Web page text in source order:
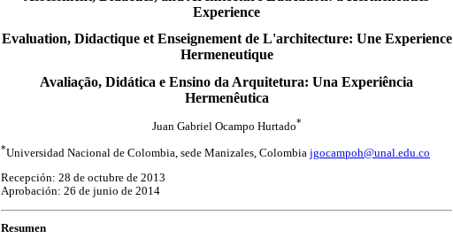
Experience
Evaluation, Didactique et Enseignement de L'architecture: Une Experience
Hermeneutique
Avaliação, Didática e Ensino da Arquitetura: Una Experiência
Hermenêutica
Juan Gabriel Ocampo Hurtado*
*Universidad Nacional de Colombia, sede Manizales, Colombia jgocampoh@unal.edu.co
Recepción: 28 de octubre de 2013
Aprobación: 26 de junio de 2014
Resumen